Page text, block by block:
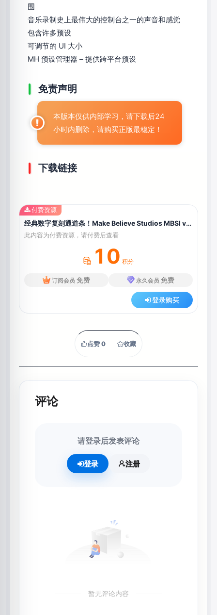
围
音乐录制史上最伟大的控制台之一的声音和感觉
包含许多预设
可调节的 UI 大小
MH 预设管理器 – 提供跨平台预设
免责声明
本版本仅供内部学习，请下载后24
小时内删除，请购买正版最稳定！
下载链接
经典数字复刻通道条！Make Believe Studios MBSI v4.0.13.177 WIN版
此内容为付费资源，请付费后查看
10 积分
订阅会员 免费 永久会员 免费
登录购买
付费资源
点赞0 收藏
评论
请登录后发表评论
登录 注册
暂无评论内容